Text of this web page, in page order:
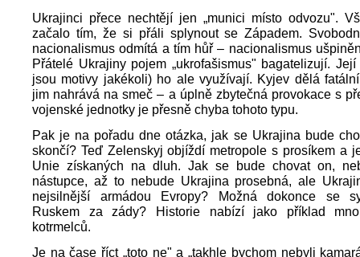
Ukrajinci přece nechtějí jen „munici místo odvozu".
začalo tím, že si přáli splynout se Západem.
nacionalismus odmítá a tím hůř – nacionalismus
Přátelé Ukrajiny pojem „ukrofašismus" bagatelizují.
jsou motivy jakékoli) ho ale využívají. Kyjev dělá
jim nahrává na smeč – a úplně zbytečná provokace s
vojenské jednotky je přesně chyba tohoto typu.
Pak je na pořadu dne otázka, jak se Ukrajina bude
skončí? Teď Zelenskyj objíždí metropole s prosíkem a
Unie získaných na dluh. Jak se bude chovat on,
nástupce, až to nebude Ukrajina prosebná, ale
nejsilnější armádou Evropy? Možná dokonce se
Ruskem za zády? Historie nabízí jako příklad
kotrmelců.
Je na čase říct „toto ne" a „takhle bychom nebyli